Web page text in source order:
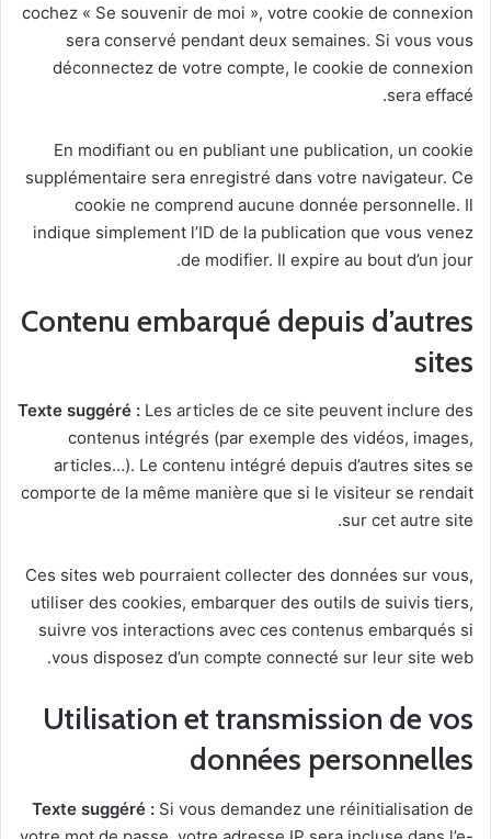
cochez « Se souvenir de moi », votre cookie de connexion
sera conservé pendant deux semaines. Si vous vous
déconnectez de votre compte, le cookie de connexion
sera effacé.
En modifiant ou en publiant une publication, un cookie
supplémentaire sera enregistré dans votre navigateur. Ce
cookie ne comprend aucune donnée personnelle. Il
indique simplement l’ID de la publication que vous venez
de modifier. Il expire au bout d’un jour.
Contenu embarqué depuis d’autres
sites
Texte suggéré : Les articles de ce site peuvent inclure des
contenus intégrés (par exemple des vidéos, images,
articles…). Le contenu intégré depuis d’autres sites se
comporte de la même manière que si le visiteur se rendait
sur cet autre site.
Ces sites web pourraient collecter des données sur vous,
utiliser des cookies, embarquer des outils de suivis tiers,
suivre vos interactions avec ces contenus embarqués si
vous disposez d’un compte connecté sur leur site web.
Utilisation et transmission de vos
données personnelles
Texte suggéré : Si vous demandez une réinitialisation de